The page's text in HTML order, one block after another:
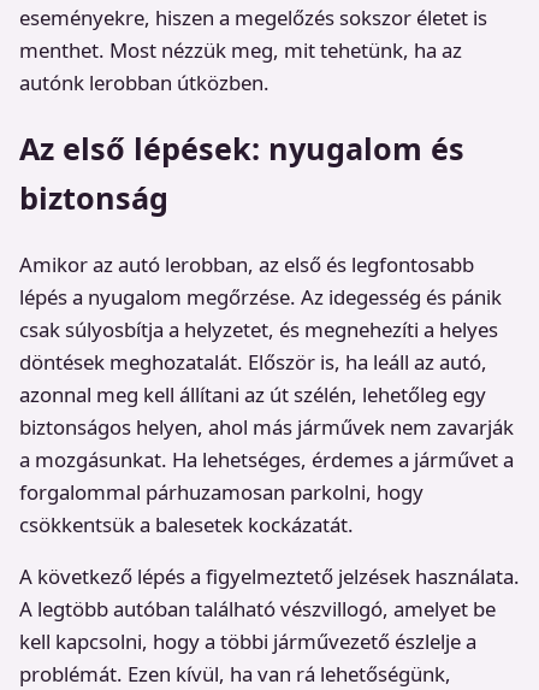
eseményekre, hiszen a megelőzés sokszor életet is
menthet. Most nézzük meg, mit tehetünk, ha az
autónk lerobban útközben.
Az első lépések: nyugalom és
biztonság
Amikor az autó lerobban, az első és legfontosabb
lépés a nyugalom megőrzése. Az idegesség és pánik
csak súlyosbítja a helyzetet, és megnehezíti a helyes
döntések meghozatalát. Először is, ha leáll az autó,
azonnal meg kell állítani az út szélén, lehetőleg egy
biztonságos helyen, ahol más járművek nem zavarják
a mozgásunkat. Ha lehetséges, érdemes a járművet a
forgalommal párhuzamosan parkolni, hogy
csökkentsük a balesetek kockázatát.
A következő lépés a figyelmeztető jelzések használata.
A legtöbb autóban található vészvillogó, amelyet be
kell kapcsolni, hogy a többi járművezető észlelje a
problémát. Ezen kívül, ha van rá lehetőségünk,